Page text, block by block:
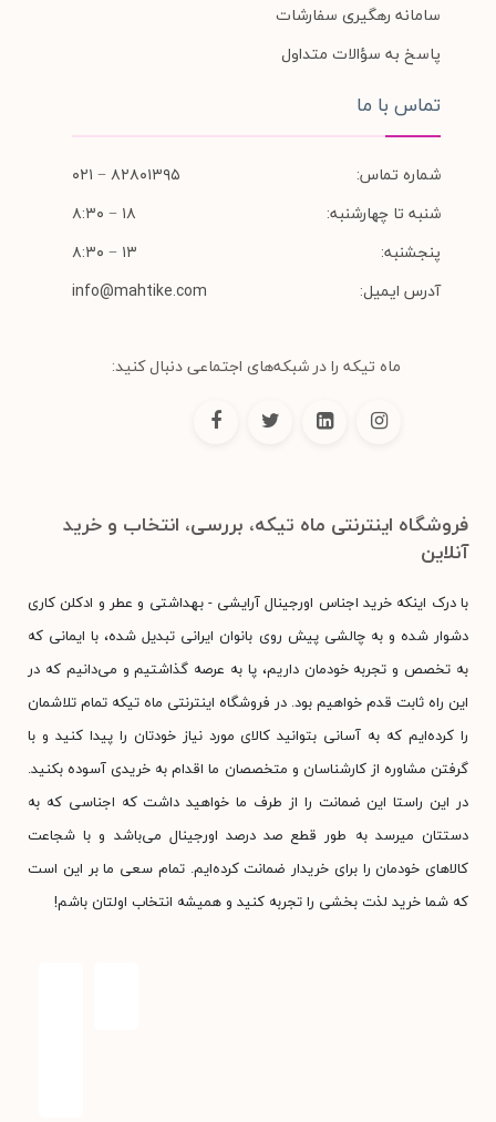
سامانه رهگیری سفارشات
پاسخ به سؤالات متداول
تماس با ما
شماره تماس:
۸۲۸۰۱۳۹۵ − ۰۲۱
شنبه تا چهارشنبه:
۱۸ − ۸:۳۰
پنجشنبه:
۱۳ − ۸:۳۰
آدرس ایمیل:
info@mahtike.com
ماه تیکه را در شبکه‌های اجتماعی دنبال کنید:
فروشگاه اینترنتی ماه تیکه، بررسی، انتخاب و خرید
آنلاین
با درک اینکه خرید اجناس اورجینال آرایشی - بهداشتی و عطر و ادکلن کاری
دشوار شده و به چالشی پیش روی بانوان ایرانی تبدیل شده، با ایمانی که
به تخصص و تجربه خودمان داریم، پا به عرصه گذاشتیم و می‌دانیم که در
این راه ثابت قدم خواهیم بود. در فروشگاه اینترنتی ماه تیکه تمام تلاشمان
را کرده‌ایم که به آسانی بتوانید کالای مورد نیاز خودتان را پیدا کنید و با
گرفتن مشاوره از کارشناسان و متخصصان ما اقدام به خریدی آسوده بکنید.
در این راستا این ضمانت را از طرف ما خواهید داشت که اجناسی که به
دستتان میرسد به طور قطع صد درصد اورجینال می‌باشد و با شجاعت
کالاهای خودمان را برای خریدار ضمانت کرده‌ایم. تمام سعی ما بر این است
که شما خرید لذت بخشی را تجربه کنید و همیشه انتخاب اولتان باشم!